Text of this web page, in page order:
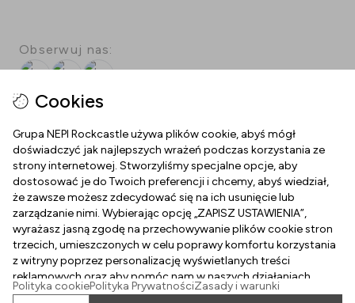
Cookies
Grupa NEPI Rockcastle używa plików cookie, abyś mógł
doświadczyć jak najlepszych wrażeń podczas korzystania ze
strony internetowej. Stworzyliśmy specjalne opcje, aby
dostosować je do Twoich preferencji i chcemy, abyś wiedział,
że zawsze możesz zdecydować się na ich usunięcie lub
zarządzanie nimi. Wybierając opcję „ZAPISZ USTAWIENIA”,
wyrażasz jasną zgodę na przechowywanie plików cookie stron
trzecich, umieszczonych w celu poprawy komfortu korzystania
z witryny poprzez personalizację wyświetlanych treści
reklamowych oraz aby pomóc nam w naszych działaniach
marketingowych. Przeczytaj politykę dotyczącą plików cookie.
Polityka cookiePolityka PrywatnościZasady i warunki
Obserwuj nas:
O NAS
Plan Centrum
Dojazd
Kontakt
Godziny otwarcia
Dla mediów
NAWIGUJ PO STRONIE
Karta podarunkowa
Praca w Silesii
Parking
DOKUMENTY
Polityka prywatności
Polityka cookies